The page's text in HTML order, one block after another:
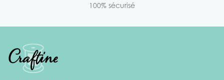
100% sécurisé